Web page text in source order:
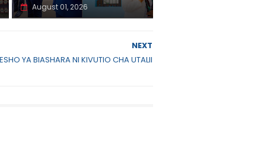
August 01, 2026
NEXT
YA BIASHARA NI KIVUTIO CHA UTALII